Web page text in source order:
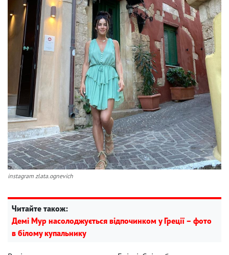
instagram zlata.ognevich
Читайте також:
Демі Мур насолоджується відпочинком у Греції – фото
в білому купальнику